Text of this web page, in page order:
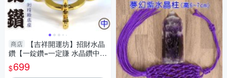
商店
【吉祥開運坊】招財水晶
鑽【一錠鑽=一定賺 水晶鑽中型
約7.8cm含底座 多色可供選
擇】淨化 擇日
$699